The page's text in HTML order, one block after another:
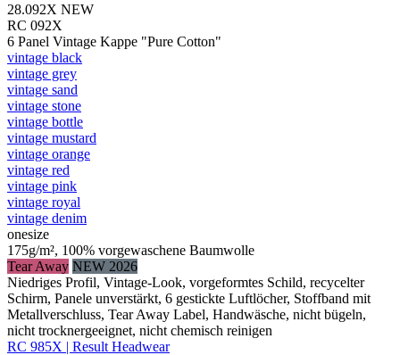
28.092X NEW
RC 092X
6 Panel Vintage Kappe "Pure Cotton"
vintage black
vintage grey
vintage sand
vintage stone
vintage bottle
vintage mustard
vintage orange
vintage red
vintage pink
vintage royal
vintage denim
onesize
175g/m², 100% vorgewaschene Baumwolle
Tear Away NEW 2026
Niedriges Profil, Vintage-Look, vorgeformtes Schild, recycelter
Schirm, Panele unverstärkt, 6 gestickte Luftlöcher, Stoffband mit
Metallverschluss, Tear Away Label, Handwäsche, nicht bügeln,
nicht trocknergeeignet, nicht chemisch reinigen
RC 985X | Result Headwear